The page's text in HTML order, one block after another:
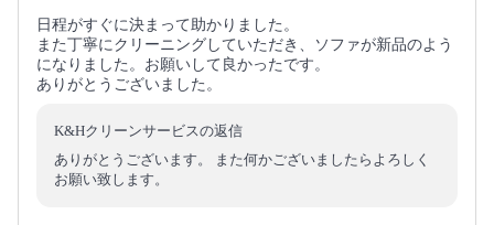
日程がすぐに決まって助かりました。
また丁寧にクリーニングしていただき、ソファが新品のよう
になりました。お願いして良かったです。
ありがとうございました。
K&Hクリーンサービスの返信
ありがとうございます。 また何かございましたらよろしく
お願い致します。